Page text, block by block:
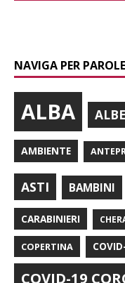
NAVIGA PER
ALBA
AMBIENTE
ASTI BAMBINI
CARABINIERI
COPERTINA
COVID-19